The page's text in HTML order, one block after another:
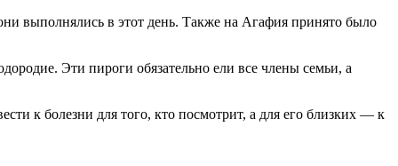
выполнялись в этот день. Также на Агафия принято было
Эти пироги обязательно ели все члены семьи, а
к болезни для того, кто посмотрит, а для его близких — к